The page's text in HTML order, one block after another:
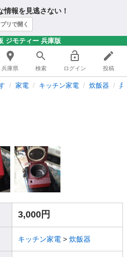
情報を見逃さない！
リで開く
ジモティー 兵庫版
兵庫県 検索 ログイン 投稿
家電 キッチン家電 炊飯器
3,000円
キッチン家電 > 炊飯器